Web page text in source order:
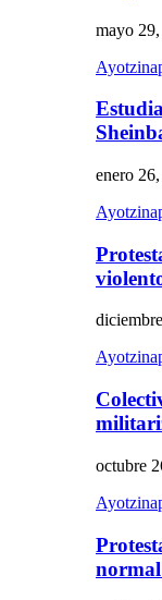
mayo
enero
octubre